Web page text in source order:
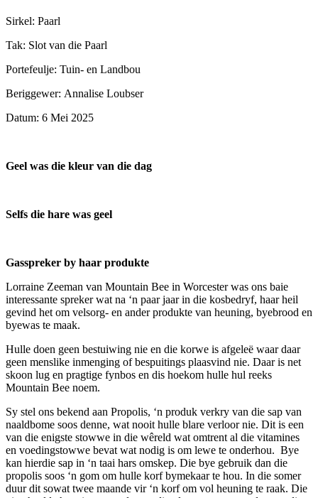
Sirkel: Paarl
Tak: Slot van die Paarl
Portefeulje: Tuin- en Landbou
Beriggewer: Annalise Loubser
Datum: 6 Mei 2025
Geel was die kleur van die dag
Selfs die hare was geel
Gasspreker by haar produkte
Lorraine Zeeman van Mountain Bee in Worcester was ons baie
interessante spreker wat na ‘n paar jaar in die kosbedryf, haar heil
gevind het om velsorg- en ander produkte van heuning, byebrood en
byewas te maak.
Hulle doen geen bestuiwing nie en die korwe is afgeleë waar daar
geen menslike inmenging of bespuitings plaasvind nie. Daar is net
skoon lug en pragtige fynbos en dis hoekom hulle hul reeks
Mountain Bee noem.
Sy stel ons bekend aan Propolis, ‘n produk verkry van die sap van
naaldbome soos denne, wat nooit hulle blare verloor nie. Dit is een
van die enigste stowwe in die wêreld wat omtrent al die vitamines
en voedingstowwe bevat wat nodig is om lewe te onderhou. Bye
kan hierdie sap in ‘n taai hars omskep. Die bye gebruik dan die
propolis soos ‘n gom om hulle korf bymekaar te hou. In die somer
duur dit sowat twee maande vir ‘n korf om vol heuning te raak. Die